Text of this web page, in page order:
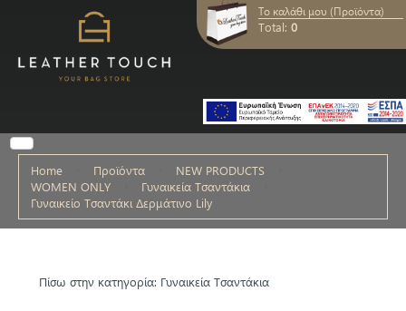
Το καλάθι μου (Προϊόντα)
Total: 0
Home Προϊόντα
NEW PRODUCTS
WOMEN ONLY
Γυναικεία Τσαντάκια
Γυναικείο Τσαντάκι Δερμάτινο Lily
Πίσω στην κατηγορία: Γυναικεία Τσαντάκια